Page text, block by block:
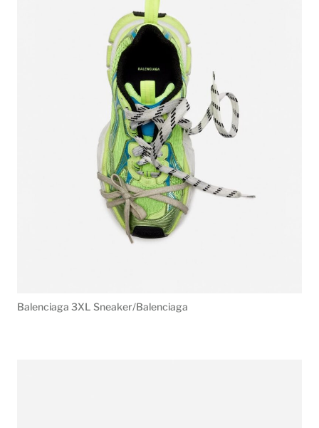
Balenciaga 3XL Sneaker/Balenciaga